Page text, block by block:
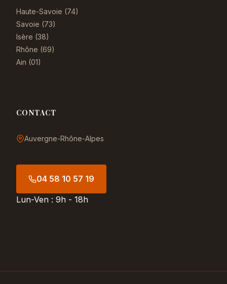
Haute-Savoie (74)
Savoie (73)
Isère (38)
Rhône (69)
Ain (01)
CONTACT
Auvergne-Rhône-Alpes
04 58 10 57 19
Lun-Ven : 9h - 18h